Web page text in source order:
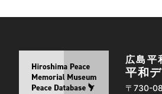
広島平
平和
〒730-